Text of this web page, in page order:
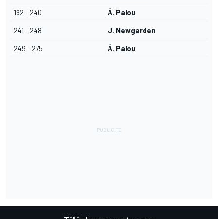
192 - 240 Á. Palou
241 - 248 J. Newgarden
249 - 275 Á. Palou